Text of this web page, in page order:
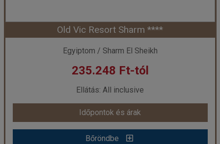
Időpont: 2026-10-06 | 7 éj
már 235.248 Ft-tól
Időpontok és árak
Bőröndbe
Old Vic Resort Sharm ****
Egyiptom / Sharm El Sheikh
235.248 Ft-tól
Ellátás: All inclusive
Időpontok és árak
Bőröndbe